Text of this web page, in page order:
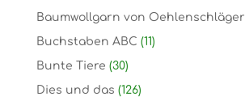
Baumwollgarn von Oehlenschläger
Buchstaben ABC (11)
Bunte Tiere (30)
Dies und das (126)